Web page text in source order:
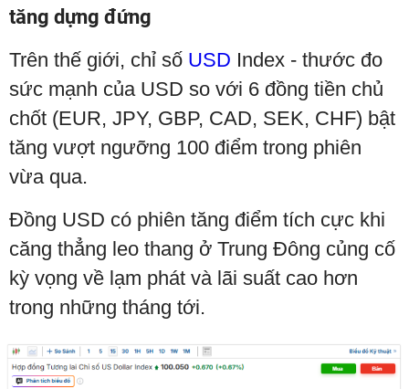
tăng dựng đứng
Trên thế giới, chỉ số USD Index - thước đo
sức mạnh của USD so với 6 đồng tiền chủ
chốt (EUR, JPY, GBP, CAD, SEK, CHF) bật
tăng vượt ngưỡng 100 điểm trong phiên
vừa qua.
Đồng USD có phiên tăng điểm tích cực khi
căng thẳng leo thang ở Trung Đông củng cố
kỳ vọng về lạm phát và lãi suất cao hơn
trong những tháng tới.